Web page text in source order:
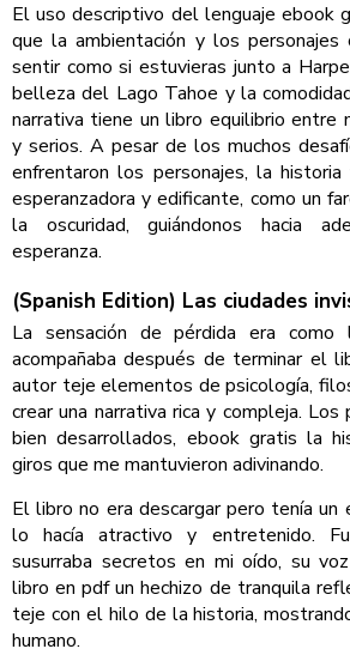
El uso descriptivo del lenguaje ebook
que la ambientación y los personajes
sentir como si estuvieras junto a
belleza del Lago Tahoe y la
narrativa tiene un libro equilibrio entre
y serios. A pesar de los muchos
enfrentaron los personajes, la
esperanzadora y edificante, como un
la oscuridad, guiándonos hacia
esperanza.
(Spanish Edition) Las ciudades
La sensación de pérdida era
acompañaba después de terminar el
autor teje elementos de psicología,
crear una narrativa rica y compleja.
bien desarrollados, ebook gratis la
giros que me mantuvieron adivinando.
El libro no era descargar pero tenía un
lo hacía atractivo y entretenido.
susurraba secretos en mi oído, su
libro en pdf un hechizo de tranquila
teje con el hilo de la historia,
humano.